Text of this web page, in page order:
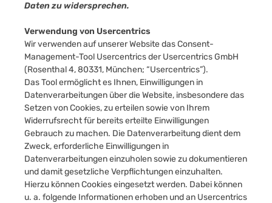
Daten zu widersprechen.
Verwendung von Usercentrics
Wir verwenden auf unserer Website das Consent-
Management-Tool Usercentrics der Usercentrics GmbH
(Rosenthal 4, 80331, München; “Usercentrics”).
Das Tool ermöglicht es Ihnen, Einwilligungen in
Datenverarbeitungen über die Website, insbesondere das
Setzen von Cookies, zu erteilen sowie von Ihrem
Widerrufsrecht für bereits erteilte Einwilligungen
Gebrauch zu machen. Die Datenverarbeitung dient dem
Zweck, erforderliche Einwilligungen in
Datenverarbeitungen einzuholen sowie zu dokumentieren
und damit gesetzliche Verpflichtungen einzuhalten.
Hierzu können Cookies eingesetzt werden. Dabei können
u. a. folgende Informationen erhoben und an Usercentrics